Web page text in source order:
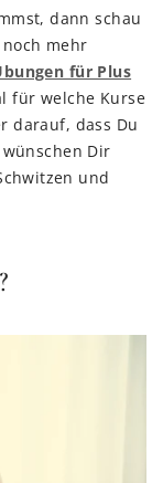
dann schau
mehr
für Plus
für welche Kurse
darauf, dass Du
Dir
und